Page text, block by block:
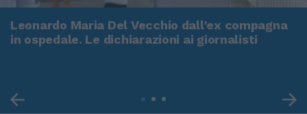
Leonardo Maria Del Vecchio dall'ex compagna
in ospedale. Le dichiarazioni ai giornalisti